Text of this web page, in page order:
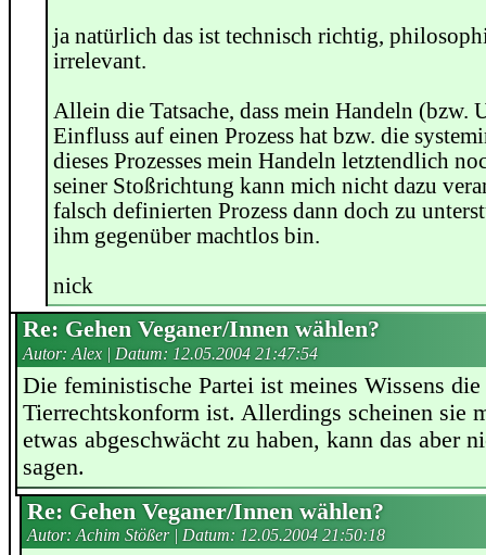
ja natürlich das ist technisch richtig,
irrelevant.
Allein die Tatsache, dass mein Handeln (bzw.
Einfluss auf einen Prozess hat bzw. die
dieses Prozesses mein Handeln letztendlich
seiner Stoßrichtung kann mich nicht dazu
falsch definierten Prozess dann doch zu
ihm gegenüber machtlos bin.
nick
Re: Gehen Veganer/Innen wählen?
Autor: Alex | Datum: 12.05.2004 21:47:54
Die feministische Partei ist meines Wissens
Tierrechtskonform ist. Allerdings scheinen sie
etwas abgeschwächt zu haben, kann das aber
sagen.
Re: Gehen Veganer/Innen wählen?
Autor: Achim Stößer | Datum: 12.05.2004 21:50:18